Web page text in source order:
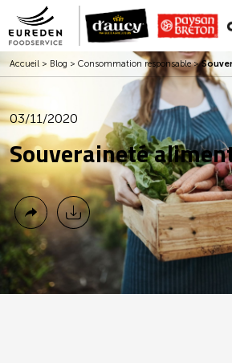
Accueil > Blog > Consommation responsable>
03/11/2020
Souveraineté